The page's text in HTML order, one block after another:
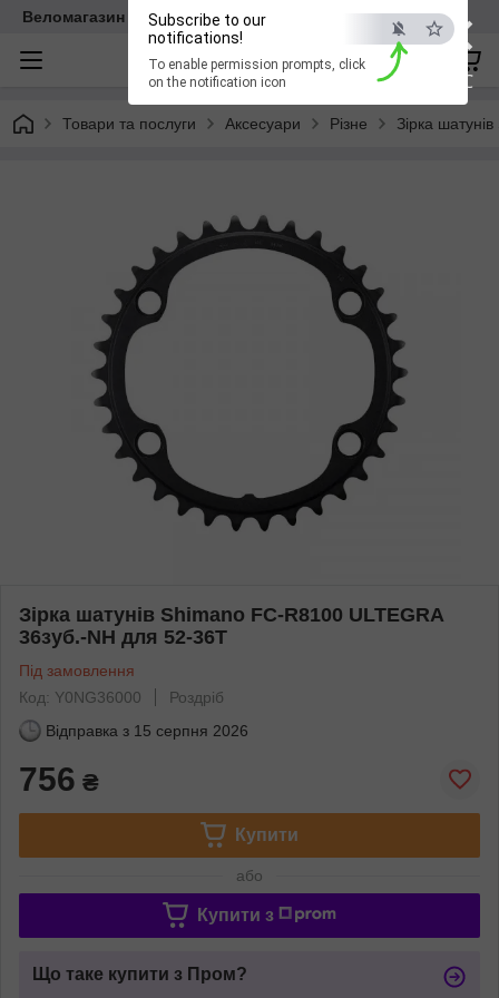
×
ESC
Subscribe to our
notifications!
To enable permission prompts, click
on the notification icon
Веломагазин EasyBike
Товари та послуги Аксесуари Різне Зірка
Зірка шатунів Shimano FC-R8100 ULTEGRA
36зуб.-NH для 52-36T
Під замовлення
Код: Y0NG36000
Роздріб
Відправка з 15 серпня 2026
756 ₴
Купити
або
Купити з
Що таке купити з Пром?